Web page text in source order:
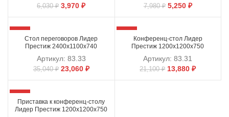
6,030₽ 3,970₽ 7,980₽ 5,250 ₽
-34%
Стол переговоров Лидер
Престиж 2400х1100х740
Артикул: 83.33
35,040₽ 23,060 ₽
-34%
Конференц-стол Лидер
Престиж 1200х1200х750
Артикул:83.31
21,100₽ 13,880₽
-34%
Приставка к конференц-столу
Лидер Престиж 1200х1200х750